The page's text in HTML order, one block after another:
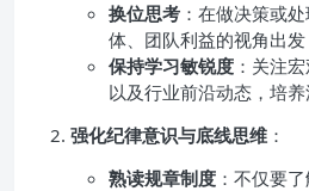
换位思考 ：在做决策或
体、团队利益的视角出发
保持学习敏锐度 ：关注
以及行业前沿动态，培养
强化纪律意识与底线思维 ：
熟读规章制度 ：不仅要